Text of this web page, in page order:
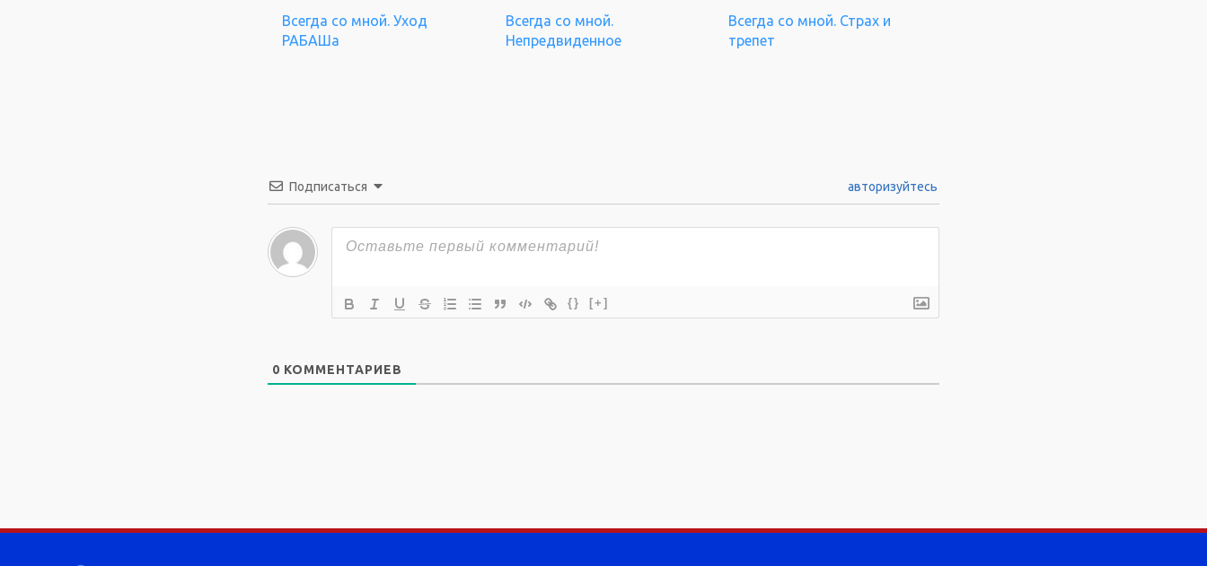
Всегда со мной. Уход
РАБАШа
Всегда со мной.
Непредвиденное
Всегда со мной. Страх и
трепет
Подписаться авторизуйтесь
{} [+]
0 КОММЕНТАРИЕВ